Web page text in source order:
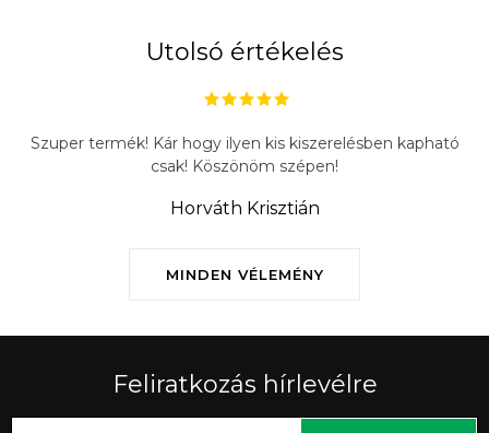
Utolsó értékelés
MINDEN VÉLEMÉNY
Szuper termék! Kár hogy ilyen kis kiszerelésben kapható
csak! Köszönöm szépen!
Horváth Krisztián
Feliratkozás hírlevélre